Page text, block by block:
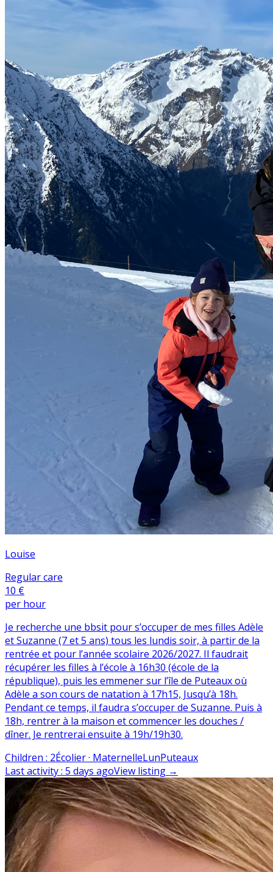
Louise
Regular care
10 €
per hour
Je recherche une bbsit pour s’occuper de mes filles Adèle
et Suzanne (7 et 5 ans) tous les lundis soir, à partir de la
rentrée et pour l’année scolaire 2026/2027. Il faudrait
récupérer les filles à l’école à 16h30 (école de la
république), puis les emmener sur l’île de Puteaux où
Adèle a son cours de natation à 17h15, Jusqu’à 18h.
Pendant ce temps, il faudra s’occuper de Suzanne. Puis à
18h, rentrer à la maison et commencer les douches /
dîner. Je rentrerai ensuite à 19h/19h30.
Children : 2Écolier · MaternelleLunPuteaux
Last activity: 5 days agoView listing →